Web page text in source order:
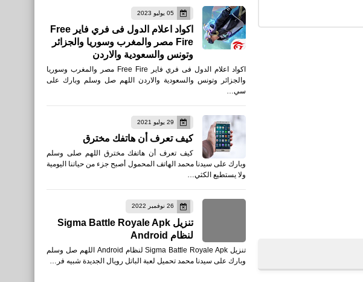
05 يوليو 2023
اكواد اعلام الدول فى فري فاير Free
Fire مصر والمغرب وسوريا والجزائر
وتونس والسعودية والاردن
اكواد اعلام الدول فى فري فاير Free Fire مصر والمغرب وسوريا
والجزائر وتونس والسعودية والاردن اللهم صل وسلم وبارك على
سي…
29 يوليو 2021
كيف تعرف أن هاتفك مخترق
كيف تعرف أن هاتفك مخترق اللهم صلى وسلم
وبارك على سيدنا محمد الهاتف المحمول أصبح جزء من حياتنا اليومية
ولا يستطيع الكثي…
26 نوفمبر 2022
تنزيل Sigma Battle Royale Apk
لنظام Android
تنزيل Sigma Battle Royale Apk لنظام Android اللهم صل وسلم
وبارك على سيدنا محمد تحميل لعبة الباتل رويال الجديدة شبيه فر…